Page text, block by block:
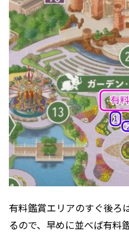
有料鑑賞エリアのすぐ後ろ
るので、早めに並べば有料